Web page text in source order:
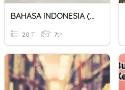
BAHASA INDONESIA (FIKSI DAN NONFIKSI)
20 T 7th